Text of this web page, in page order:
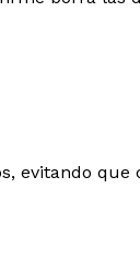
evitando